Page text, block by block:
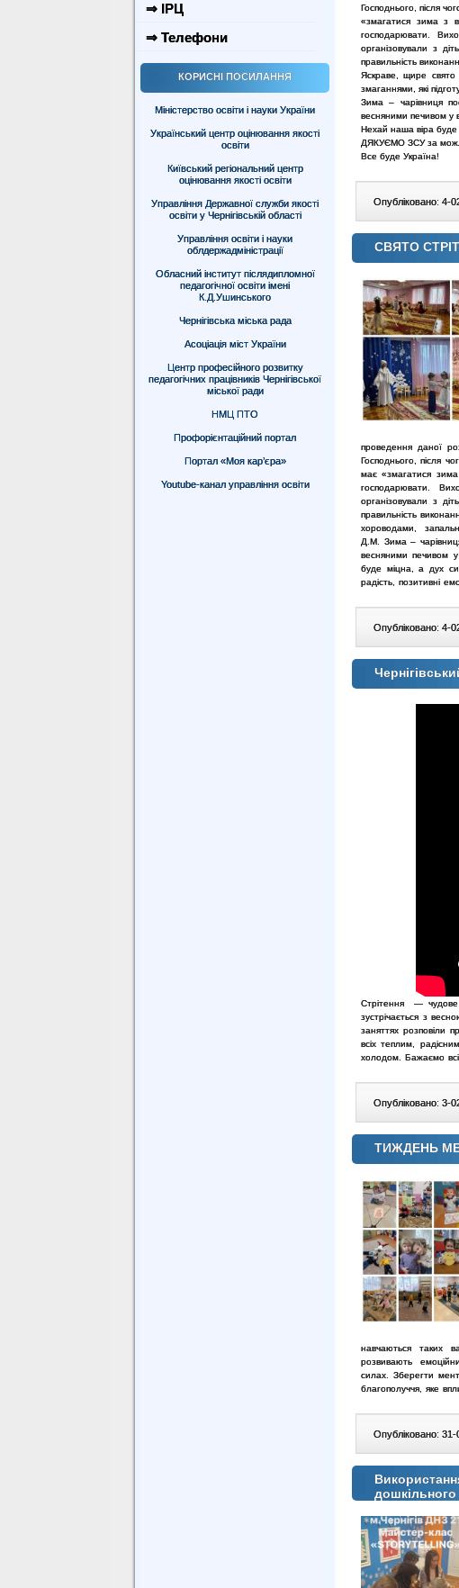
⇒ ІРЦ
⇒ Телефони
КОРИСНІ ПОСИЛАННЯ
Міністерство освіти і науки України
Український центр оцінювання якості
освіти
Київський регіональний центр
оцінювання якості освіти
Управління Державної служби якості
освіти у Чернігівській області
Управління освіти і науки
облдержадміністрації
Обласний інститут післядипломної
педагогічної освіти імені
К.Д.Ушинського
Чернігівська міська рада
Асоціація міст України
Центр професійного розвитку
педагогічних працівників Чернігівської
міської ради
НМЦ ПТО
Профорієнтаційний портал
Портал «Моя кар’єра»
Youtube-канал управління освіти
Господнього, після
«змагатися зима з
господарювати.
організовували з
правильність
Яскраве, щире свято
змаганнями, які
Зима – чарівниця
весняними печивом у
Нехай наша віра
ДЯКУЄМО ЗСУ за
Все буде Україна!
Опубліковано: 4-
СВЯТО
проведення даної
Господнього, після
має «змагатися
господарювати.
організовували з
правильність
хороводами,
Д.М. Зима –
весняними печивом у
буде міцна, а дух
радість, позитивні
Опубліковано: 4-
Стрітення —
зустрічається з
заняттях розповіли
всіх теплим,
холодом. Бажаємо
Опубліковано: 3-
ТИЖДЕНЬ
навчаються таких
розвивають
силах. Зберегти
благополуччя, яке
Опубліковано:
дошкільного